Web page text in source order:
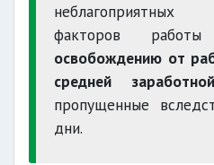
неблагоприятных
факторов
освобождению от
средней
пропущенные
дни.